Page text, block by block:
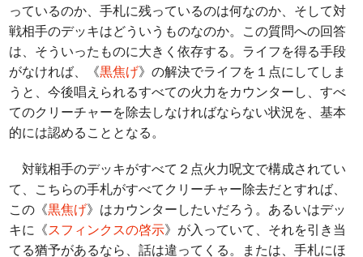
っているのか、手札に残っているのは何なのか、そして対
戦相手のデッキはどういうものなのか。この質問への回答
は、そういったものに大きく依存する。ライフを得る手段
がなければ、《黒焦げ》の解決でライフを１点にしてしま
うと、今後唱えられるすべての火力をカウンターし、すべ
てのクリーチャーを除去しなければならない状況を、基本
的には認めることとなる。
対戦相手のデッキがすべて２点火力呪文で構成されてい
て、こちらの手札がすべてクリーチャー除去だとすれば、
この《黒焦げ》はカウンターしたいだろう。あるいはデッ
キに《スフィンクスの啓示》が入っていて、それを引き当
てる猶予があるなら、話は違ってくる。または、手札にほ